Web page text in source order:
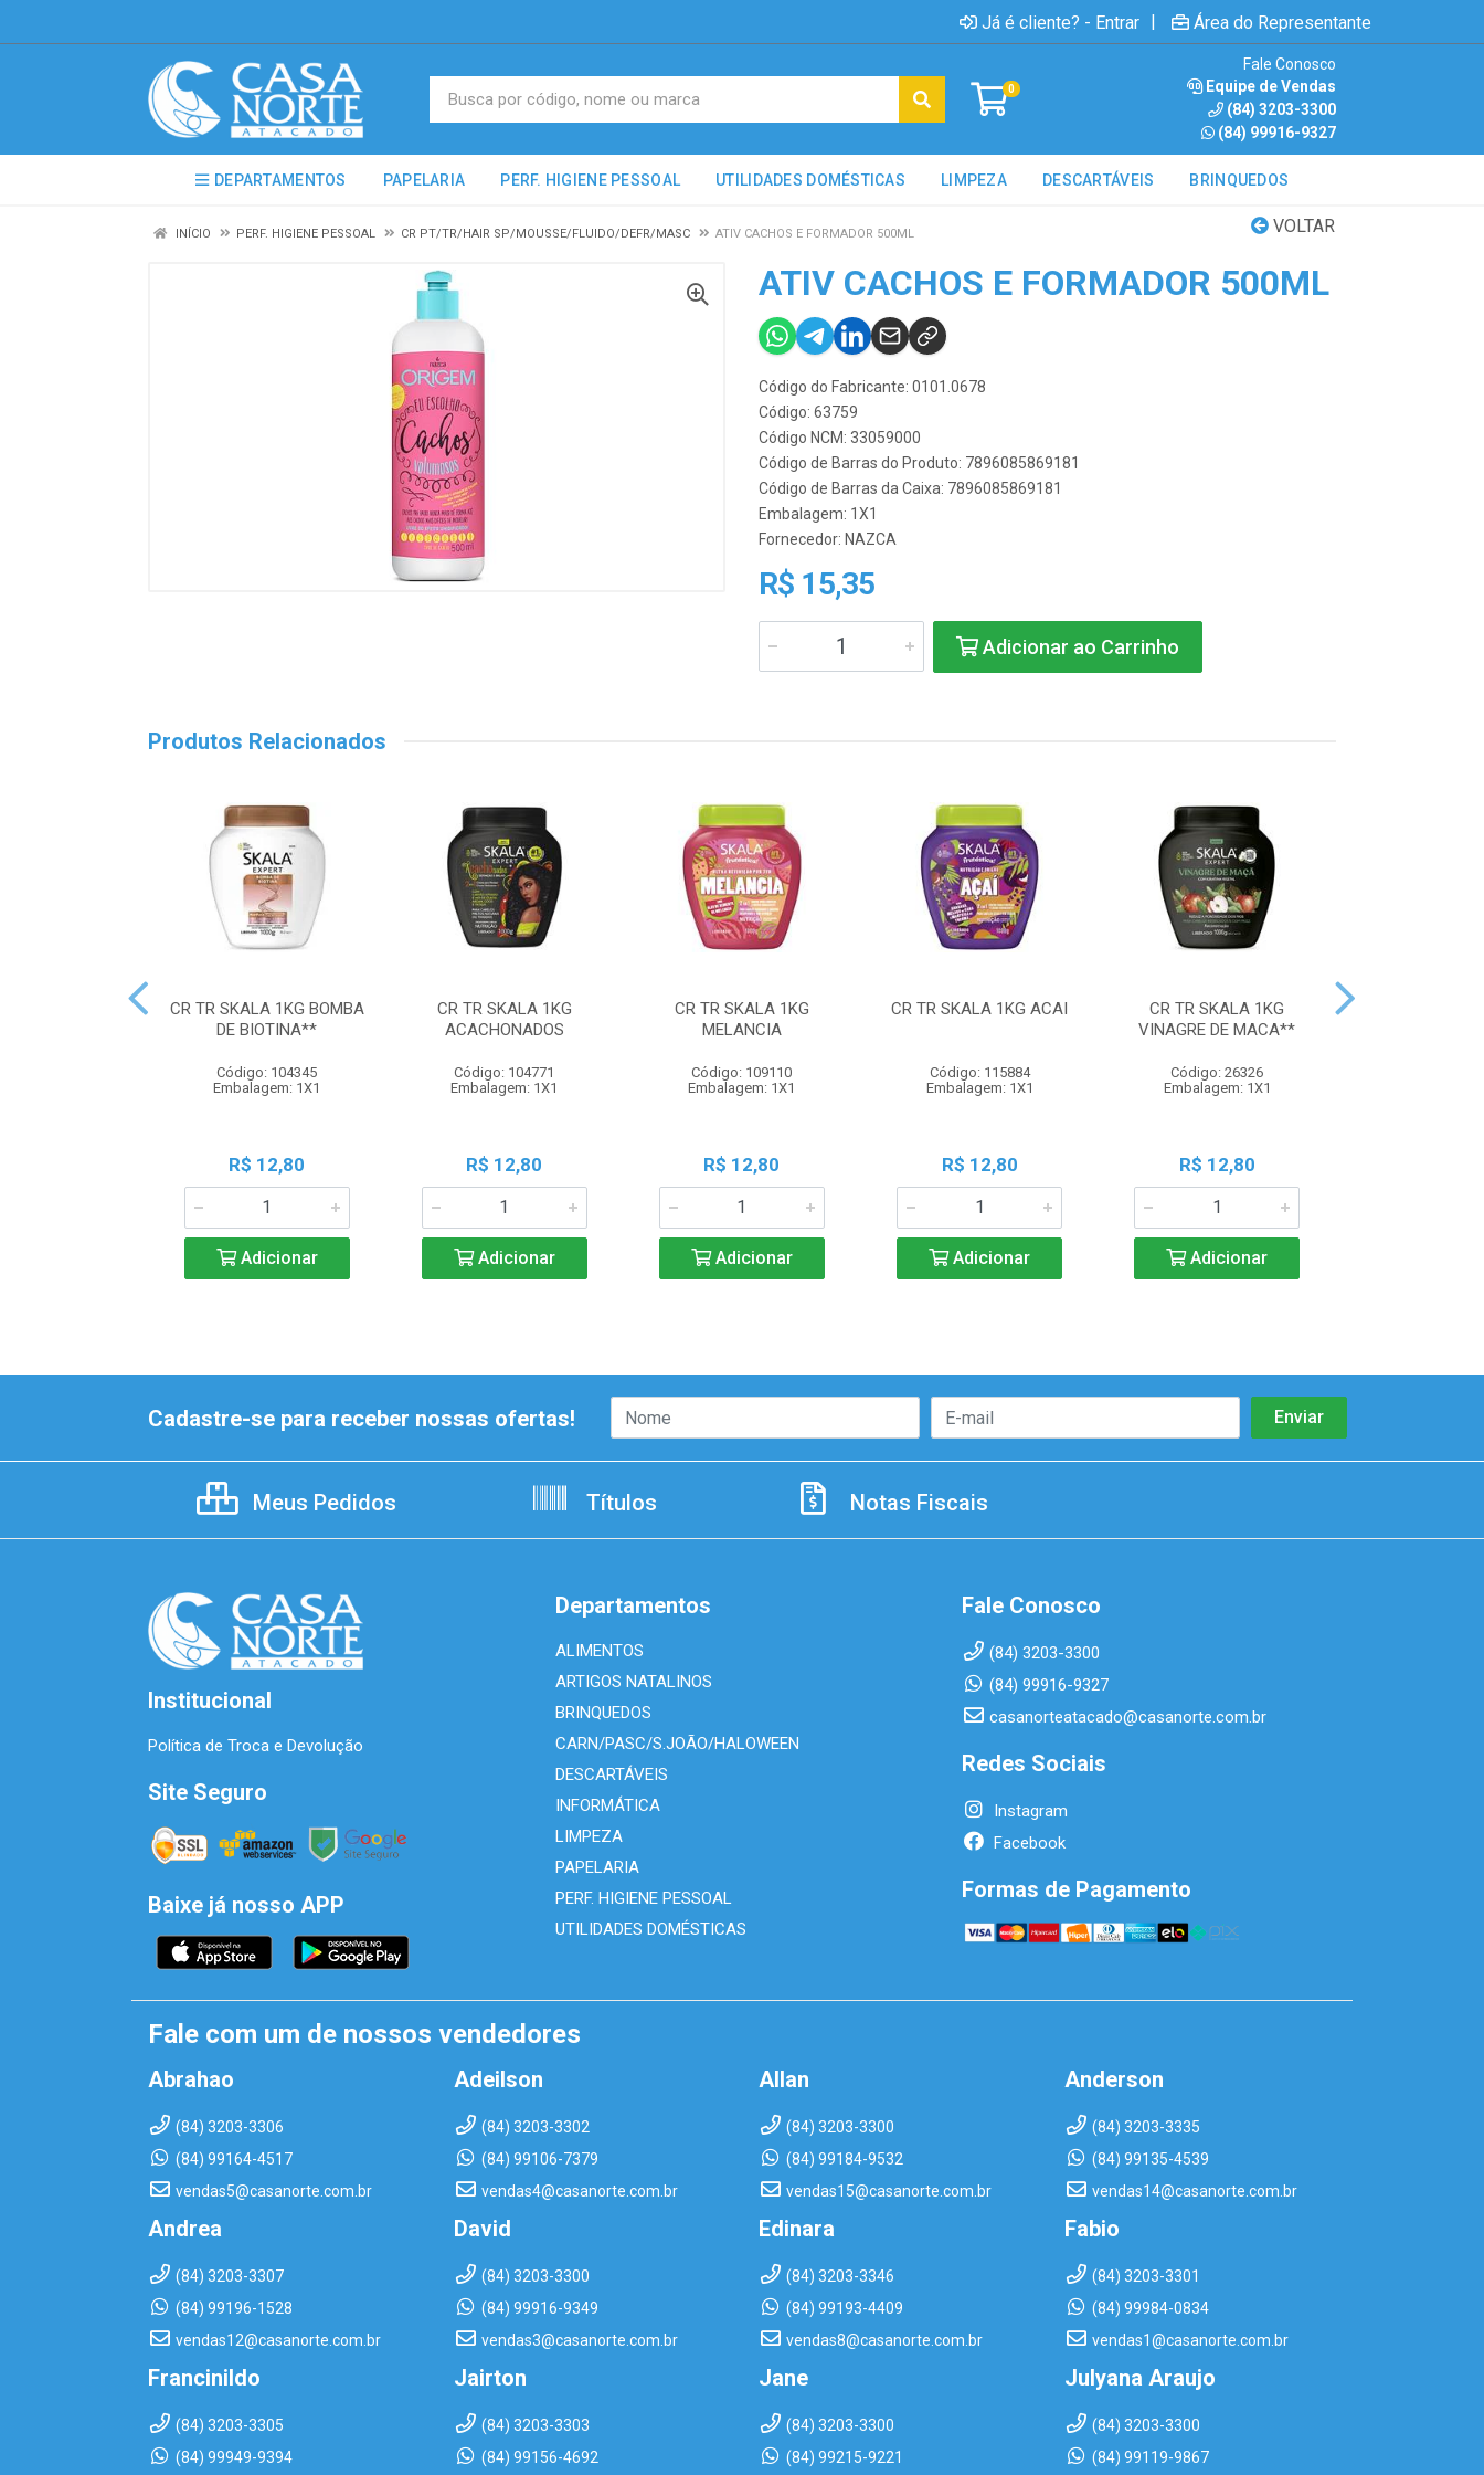
Já é cliente? - Entrar | Área do Representante
0
Fale Conosco
Equipe de Vendas
(84) 3203-3300
(84) 99916-9327
DEPARTAMENTOS PAPELARIA PERF. HIGIENE PESSOAL UTILIDADES DOMÉSTICAS LIMPEZA DESCARTÁVEIS BRINQUEDOS
VOLTAR
INÍCIO PERF. HIGIENE PESSOAL CR PT/TR/HAIR SP/MOUSSE/FLUIDO/DEFR/MASC ATIV CACHOS E FORMADOR 500ML
ATIV CACHOS E FORMADOR 500ML
Código do Fabricante: 0101.0678
Código: 63759
Código NCM: 33059000
Código de Barras do Produto: 7896085869181
Código de Barras da Caixa: 7896085869181
Embalagem: 1X1
Fornecedor: NAZCA
R$ 15,35
Adicionar ao Carrinho
Produtos Relacionados
CR TR SKALA 1KG BOMBA
DE BIOTINA**
Código: 104345
Embalagem: 1X1
R$ 12,80
Adicionar
CR TR SKALA 1KG
ACACHONADOS
Código: 104771
Embalagem: 1X1
R$ 12,80
Adicionar
CR TR SKALA 1KG
MELANCIA
Código: 109110
Embalagem: 1X1
R$ 12,80
Adicionar
CR TR SKALA 1KG ACAI
Código: 115884
Embalagem: 1X1
R$ 12,80
Adicionar
CR TR SKALA 1KG
VINAGRE DE MACA**
Código: 26326
Embalagem: 1X1
R$ 12,80
Adicionar
Cadastre-se para receber nossas ofertas!
Meus Pedidos Títulos Notas Fiscais
Institucional
Política de Troca e Devolução
Site Seguro
Baixe já nosso APP
Departamentos
ALIMENTOS
ARTIGOS NATALINOS
BRINQUEDOS
CARN/PASC/S.JOÃO/HALOWEEN
DESCARTÁVEIS
INFORMÁTICA
LIMPEZA
PAPELARIA
PERF. HIGIENE PESSOAL
UTILIDADES DOMÉSTICAS
Fale Conosco
(84) 3203-3300
(84) 99916-9327
casanorteatacado@casanorte.com.br
Redes Sociais
Instagram
Facebook
Formas de Pagamento
Fale com um de nossos vendedores
Abrahao
(84) 3203-3306
(84) 99164-4517
vendas5@casanorte.com.br
Adeilson
(84) 3203-3302
(84) 99106-7379
vendas4@casanorte.com.br
Allan
(84) 3203-3300
(84) 99184-9532
vendas15@casanorte.com.br
Anderson
(84) 3203-3335
(84) 99135-4539
vendas14@casanorte.com.br
Andrea
(84) 3203-3307
(84) 99196-1528
vendas12@casanorte.com.br
David
(84) 3203-3300
(84) 99916-9349
vendas3@casanorte.com.br
Edinara
(84) 3203-3346
(84) 99193-4409
vendas8@casanorte.com.br
Fabio
(84) 3203-3301
(84) 99984-0834
vendas1@casanorte.com.br
Francinildo
(84) 3203-3305
(84) 99949-9394
Jairton
(84) 3203-3303
(84) 99156-4692
Jane
(84) 3203-3300
(84) 99215-9221
Julyana Araujo
(84) 3203-3300
(84) 99119-9867